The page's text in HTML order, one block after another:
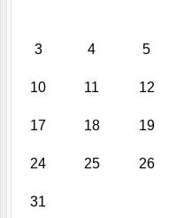
3 4 5
10 11 12
17 18 19
24 25 26
31